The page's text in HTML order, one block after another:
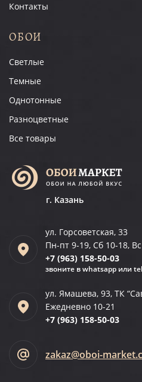
Контакты
ОБОИ
Светлые
Темные
Однотонные
Разноцветные
Все товары
г. Казань
ул. Горсоветская, 33
Пн-пт 9-19, Сб 10-18,
+7 (963) 158-50-03
звоните в whatsapp или
ул. Ямашева, 93, ТК
Ежедневно 10-21
+7 (963) 158-50-03
zakaz@oboi-